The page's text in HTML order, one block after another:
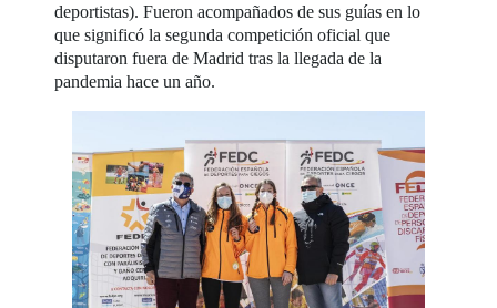
deportistas). Fueron acompañados de sus guías en lo
que significó la segunda competición oficial que
disputaron fuera de Madrid tras la llegada de la
pandemia hace un año.